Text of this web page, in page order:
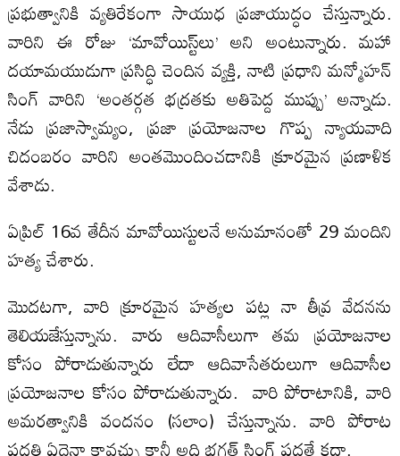
ప్రభుత్వానికి వ్యతిరేకంగా సాయుధ ప్రజాయుద్ధం చేస్తున్నారు.
వారిని ఈ రోజు ‘మావోయిస్ట్‌‌లు’ అని అంటున్నారు. మహా
దయామయుడుగా ప్రసిద్ధి చెందిన వ్యక్తి, నాటి ప్రధాని మన్మోహన్
సింగ్ వారిని ‘అంతర్గత భద్రతకు అతిపెద్ద ముప్పు’ అన్నాడు.
నేడు ప్రజాస్వామ్యం, ప్రజా ప్రయోజనాల గొప్ప న్యాయవాది
చిదంబరం వారిని అంతమొందించడానికి క్రూరమైన ప్రణాళిక
వేశాడు.
ఏప్రిల్ 16వ తేదీన మావోయిస్టులనే అనుమానంతో 29 మందిని
హత్య చేశారు.
మొదటగా, వారి క్రూరమైన హత్యల పట్ల నా తీవ్ర వేదనను
తెలియజేస్తున్నాను. వారు ఆదివాసీలుగా తమ ప్రయోజనాల
కోసం పోరాడుతున్నారు లేదా ఆదివాసేతరులుగా ఆదివాసీల
ప్రయోజనాల కోసం పోరాడుతున్నారు. వారి పోరాటానికి, వారి
అమరత్వానికి వందనం (సలాం) చేస్తున్నాను. వారి పోరాట
పద్దతి ఏదైనా కావచ్చు కానీ అది భగత్ సింగ్ పద్ధతే కదా.